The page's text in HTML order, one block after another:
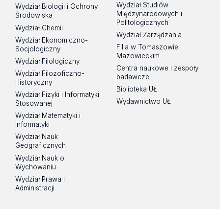
Wydział Biologii i Ochrony
Środowiska
Wydział Chemii
Wydział Ekonomiczno-
Socjologiczny
Wydział Filologiczny
Wydział Filozoficzno-
Historyczny
Wydział Fizyki i Informatyki
Stosowanej
Wydział Matematyki i
Informatyki
Wydział Nauk
Geograficznych
Wydział Nauk o
Wychowaniu
Wydział Prawa i
Administracji
Wydział Studiów
Międzynarodowych i
Politologicznych
Wydział Zarządzania
Filia w Tomaszowie
Mazowieckim
Centra naukowe i zespoły
badawcze
Biblioteka UŁ
Wydawnictwo UŁ